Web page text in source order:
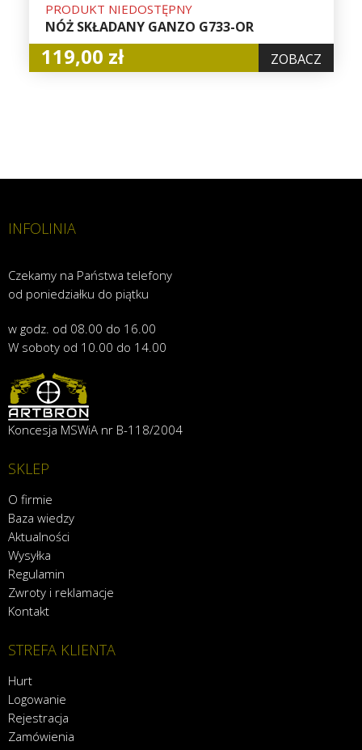
PRODUKT NIEDOSTĘPNY
NÓŻ SKŁADANY GANZO G733-OR
119,00 zł ZOBACZ
INFOLINIA
Czekamy na Państwa telefony
od poniedziałku do piątku
w godz. od 08.00 do 16.00
W soboty od 10.00 do 14.00
Koncesja MSWiA nr B-118/2004
SKLEP
O firmie
Baza wiedzy
Aktualności
Wysyłka
Regulamin
Zwroty i reklamacje
Kontakt
STREFA KLIENTA
Hurt
Logowanie
Rejestracja
Zamówienia